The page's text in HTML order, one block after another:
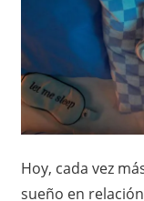
Hoy, cada vez
sueño en